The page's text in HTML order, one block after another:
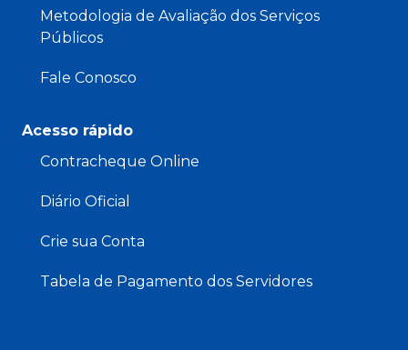
Metodologia de Avaliação dos Serviços
Públicos
Fale Conosco
Acesso rápido
Contracheque Online
Diário Oficial
Crie sua Conta
Tabela de Pagamento dos Servidores